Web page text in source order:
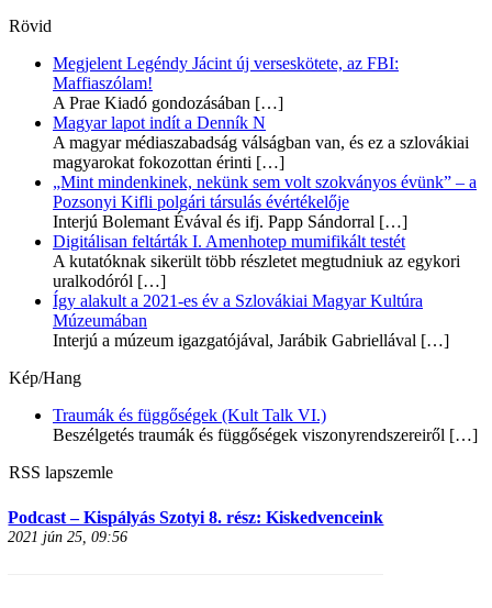
Rövid
Megjelent Legéndy Jácint új verseskötete, az FBI:
Maffiaszólam!
A Prae Kiadó gondozásában […]
Magyar lapot indít a Denník N
A magyar médiaszabadság válságban van, és ez a szlovákiai
magyarokat fokozottan érinti […]
„Mint mindenkinek, nekünk sem volt szokványos évünk” – a
Pozsonyi Kifli polgári társulás évértékelője
Interjú Bolemant Évával és ifj. Papp Sándorral […]
Digitálisan feltárták I. Amenhotep mumifikált testét
A kutatóknak sikerült több részletet megtudniuk az egykori
uralkodóról […]
Így alakult a 2021-es év a Szlovákiai Magyar Kultúra
Múzeumában
Interjú a múzeum igazgatójával, Jarábik Gabriellával […]
Kép/Hang
Traumák és függőségek (Kult Talk VI.)
Beszélgetés traumák és függőségek viszonyrendszereiről […]
RSS lapszemle
Podcast – Kispályás Szotyi 8. rész: Kiskedvenceink
2021 jún 25, 09:56